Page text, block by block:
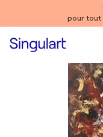
pour tout